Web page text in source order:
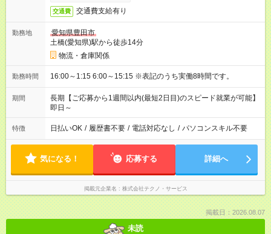
交通費 交通費支給有り
勤務地
愛知県豊田市
土橋(愛知県)駅から徒歩14分
物流・倉庫関係
勤務時間 16:00～1:15 6:00～15:15 ※表記のうち実働8時間です。
期間
長期【ご応募から1週間以内(最短2日目)のスピード就業が可能】
即日～
特徴 日払いOK / 履歴書不要 / 電話対応なし / パソコンスキル不要
気になる！ 応募する 詳細へ
掲載元企業名 株式会社テクノ・サービス
掲載日：2026.08.07
未読